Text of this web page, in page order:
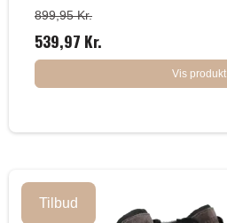
899,95 Kr.
539,97 Kr.
Vis produkt
Tilbud